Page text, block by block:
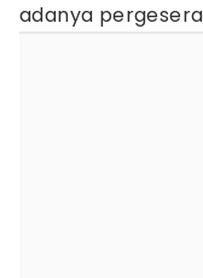
adanya